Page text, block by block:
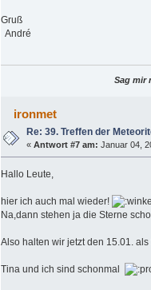
Gruß
André
Sag mir
ironmet
Re: 39. Treffen der
«Antwort #7 am: Januar 04,
Hallo Leute,
hier ich auch mal wieder!
Na,dann stehen ja die Sterne
Also halten wir jetzt den 15.01.
Tina und ich sind schonmal